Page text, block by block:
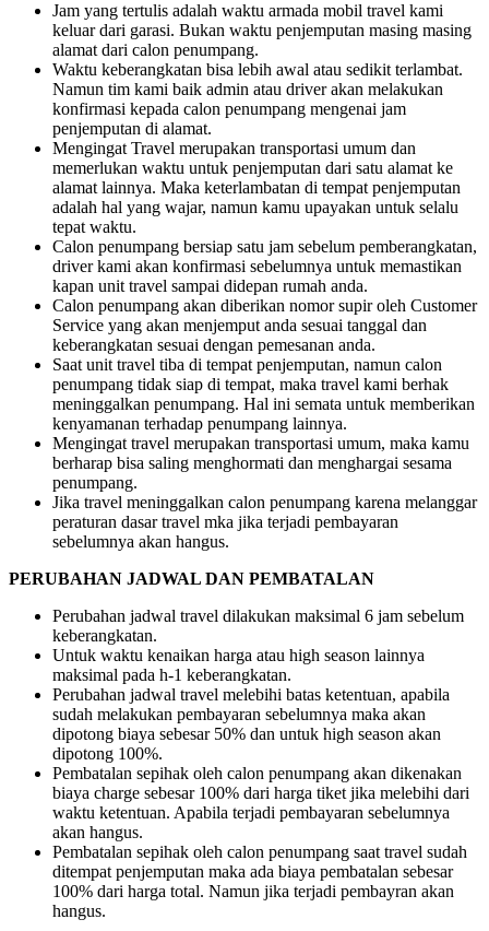
Jam yang tertulis adalah waktu armada mobil travel kami
keluar dari garasi. Bukan waktu penjemputan masing masing
alamat dari calon penumpang.
Waktu keberangkatan bisa lebih awal atau sedikit terlambat.
Namun tim kami baik admin atau driver akan melakukan
konfirmasi kepada calon penumpang mengenai jam
penjemputan di alamat.
Mengingat Travel merupakan transportasi umum dan
memerlukan waktu untuk penjemputan dari satu alamat ke
alamat lainnya. Maka keterlambatan di tempat penjemputan
adalah hal yang wajar, namun kamu upayakan untuk selalu
tepat waktu.
Calon penumpang bersiap satu jam sebelum pemberangkatan,
driver kami akan konfirmasi sebelumnya untuk memastikan
kapan unit travel sampai didepan rumah anda.
Calon penumpang akan diberikan nomor supir oleh Customer
Service yang akan menjemput anda sesuai tanggal dan
keberangkatan sesuai dengan pemesanan anda.
Saat unit travel tiba di tempat penjemputan, namun calon
penumpang tidak siap di tempat, maka travel kami berhak
meninggalkan penumpang. Hal ini semata untuk memberikan
kenyamanan terhadap penumpang lainnya.
Mengingat travel merupakan transportasi umum, maka kamu
berharap bisa saling menghormati dan menghargai sesama
penumpang.
Jika travel meninggalkan calon penumpang karena melanggar
peraturan dasar travel mka jika terjadi pembayaran
sebelumnya akan hangus.
PERUBAHAN JADWAL DAN PEMBATALAN
Perubahan jadwal travel dilakukan maksimal 6 jam sebelum
keberangkatan.
Untuk waktu kenaikan harga atau high season lainnya
maksimal pada h-1 keberangkatan.
Perubahan jadwal travel melebihi batas ketentuan, apabila
sudah melakukan pembayaran sebelumnya maka akan
dipotong biaya sebesar 50% dan untuk high season akan
dipotong 100%.
Pembatalan sepihak oleh calon penumpang akan dikenakan
biaya charge sebesar 100% dari harga tiket jika melebihi dari
waktu ketentuan. Apabila terjadi pembayaran sebelumnya
akan hangus.
Pembatalan sepihak oleh calon penumpang saat travel sudah
ditempat penjemputan maka ada biaya pembatalan sebesar
100% dari harga total. Namun jika terjadi pembayran akan
hangus.